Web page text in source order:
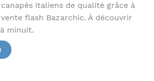
italiens de qualité grâce à
flash Bazarchic. À découvrir
minuit.